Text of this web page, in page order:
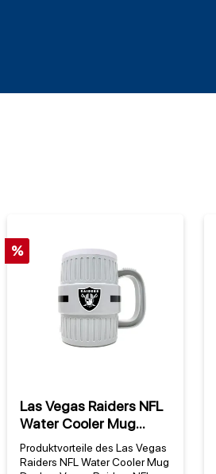
%
Las Vegas Raiders NFL
Water Cooler Mug
(1300 ml)
Produktvorteile des Las Vegas
Raiders NFL Water Cooler Mug